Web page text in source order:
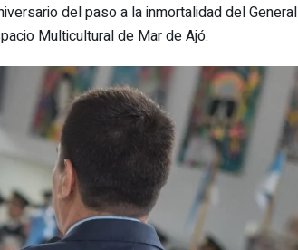
del paso a la inmortalidad del General
Multicultural de Mar de Ajó.